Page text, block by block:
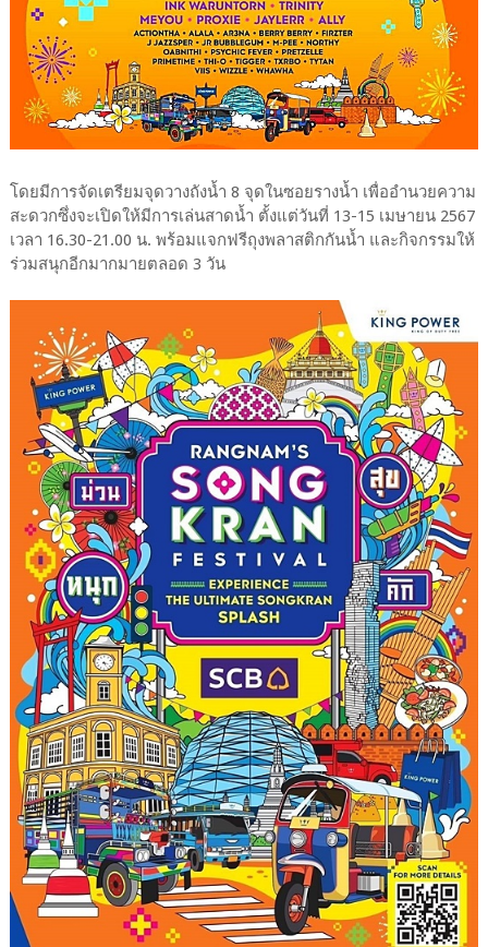
โดยมีการจัดเตรียมจุดวางถังน้ำ 8 จุดในซอยรางน้ำ เพื่ออำนวยความ
สะดวกซึ่งจะเปิดให้มีการเล่นสาดน้ำ ตั้งแต่วันที่ 13-15 เมษายน 2567
เวลา 16.30-21.00 น. พร้อมแจกฟรีถุงพลาสติกกันน้ำ และกิจกรรมให้
ร่วมสนุกอีกมากมายตลอด 3 วัน